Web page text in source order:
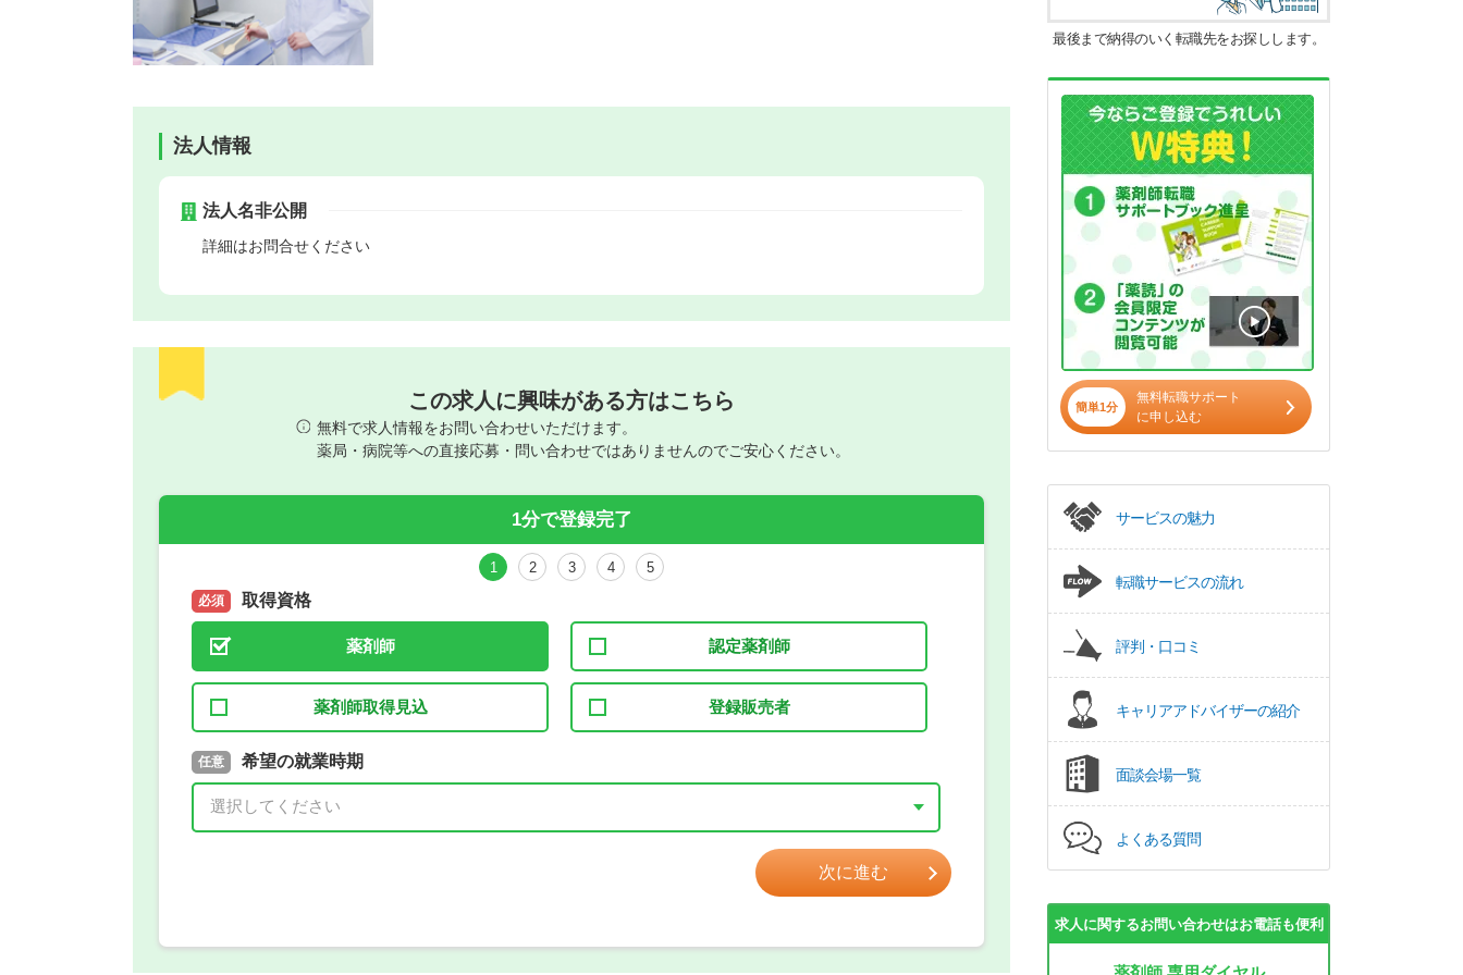
法人情報
法人名非公開
詳細はお問合せください
この求人に興味がある方はこちら
無料で求人情報をお問い合わせいただけます。
薬局・病院等への直接応募・問い合わせではありませんのでご安心ください。
1分で登録完了
1 2 3 4 5
必須 取得資格
薬剤師 認定薬剤師
薬剤師取得見込 登録販売者
必須 取得予定年
年 3月
任意 希望の就業時期
希望の働き方
正社員
パート(週4日～5日)
次に進む
最後まで納得のいく転職先をお探しします。
簡単1分
無料転職サポート
に申し込む
サービスの魅力
転職サービスの流れ
評判・口コミ
キャリアアドバイザーの紹介
面談会場一覧
よくある質問
求人に関するお問い合わせはお電話も便利